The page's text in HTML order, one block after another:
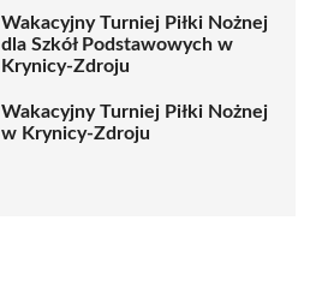
Wakacyjny Turniej Piłki Nożnej
dla Szkół Podstawowych w
Krynicy-Zdroju
Wakacyjny Turniej Piłki Nożnej
w Krynicy-Zdroju